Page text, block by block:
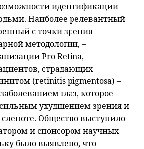
идентификации
Наиболее релевантный
с точки зрения
методологии, –
Pro Retina,
страдающих
(retinitis pigmentosa) –
глаз, которое
сильным ухудшением зрения и
Общество выступило
и спонсором научных
было выявлено, что